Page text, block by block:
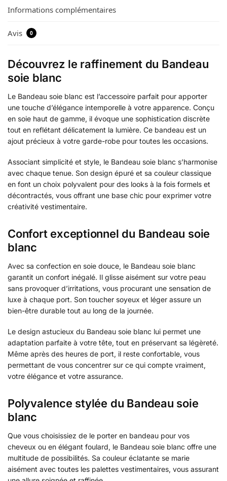
Informations complémentaires
Avis 0
Découvrez le raffinement du Bandeau
soie blanc
Le Bandeau soie blanc est l’accessoire parfait pour apporter
une touche d’élégance intemporelle à votre apparence. Conçu
en soie haut de gamme, il évoque une sophistication discrète
tout en reflétant délicatement la lumière. Ce bandeau est un
ajout précieux à votre garde-robe pour toutes les occasions.
Associant simplicité et style, le Bandeau soie blanc s’harmonise
avec chaque tenue. Son design épuré et sa couleur classique
en font un choix polyvalent pour des looks à la fois formels et
décontractés, vous offrant une base chic pour exprimer votre
créativité vestimentaire.
Confort exceptionnel du Bandeau soie
blanc
Avec sa confection en soie douce, le Bandeau soie blanc
garantit un confort inégalé. Il glisse aisément sur votre peau
sans provoquer d’irritations, vous procurant une sensation de
luxe à chaque port. Son toucher soyeux et léger assure un
bien-être durable tout au long de la journée.
Le design astucieux du Bandeau soie blanc lui permet une
adaptation parfaite à votre tête, tout en préservant sa légèreté.
Même après des heures de port, il reste confortable, vous
permettant de vous concentrer sur ce qui compte vraiment,
votre élégance et votre assurance.
Polyvalence stylée du Bandeau soie
blanc
Que vous choisissiez de le porter en bandeau pour vos
cheveux ou en élégant foulard, le Bandeau soie blanc offre une
multitude de possibilités. Sa couleur éclatante se marie
aisément avec toutes les palettes vestimentaires, vous assurant